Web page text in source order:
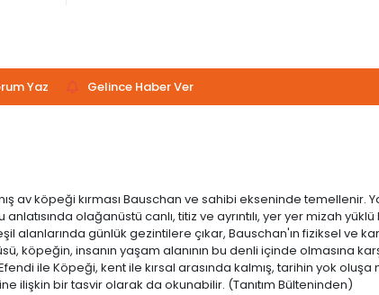
Yaz Gelince Haber Ver
av köpeği kırması Bauschan ve sahibi ekseninde temellenir.
olağanüstü canlı, titiz ve ayrıntılı, yer yer mizah
alanlarında günlük gezintilere çıkar, Bauschan'ın fiziksel ve
köpeğin, insanın yaşam alanının bu denli içinde olmasına
ile Köpeği, kent ile kırsal arasında kalmış, tarihin yok
ilişkin bir tasvir olarak da okunabilir. (Tanıtım Bülteninden)